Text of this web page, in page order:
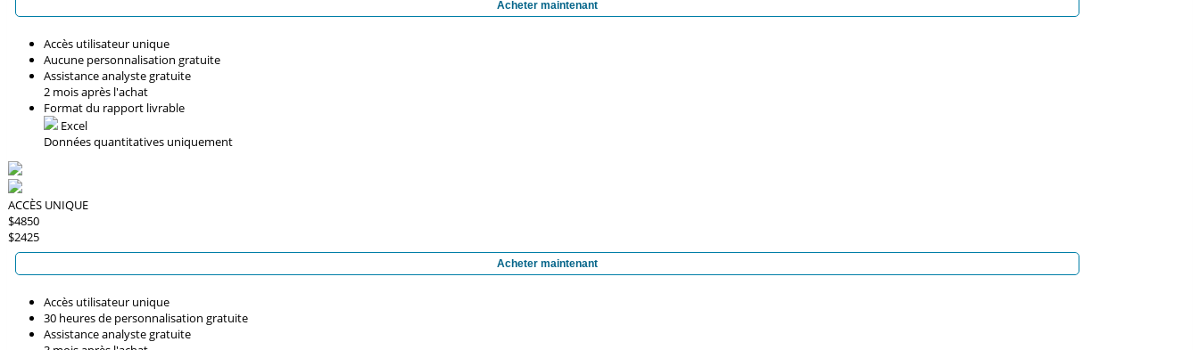
Acheter maintenant
Accès utilisateur unique
Aucune personnalisation gratuite
Assistance analyste gratuite
2 mois après l'achat
Format du rapport livrable
Excel
Données quantitatives uniquement
ACCÈS UNIQUE
$4850
$2425
Acheter maintenant
Accès utilisateur unique
30 heures de personnalisation gratuite
Assistance analyste gratuite